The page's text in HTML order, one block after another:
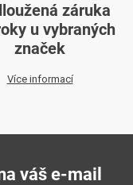
záruka
u vybraných
značek
Více informací
váš e-mail